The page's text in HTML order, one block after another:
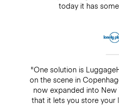
today it has
"One solution is
on the scene in
now expanded into New
that it lets you store your